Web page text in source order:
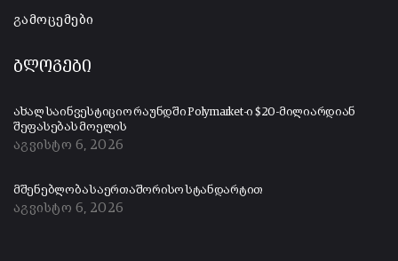
გამოცემები
ბლოგები
ახალ საინვესტიციო რაუნდში Polymarket-ი $20-მილიარდიან
შეფასებას მოელის
აგვისტო 6, 2026
მშენებლობა საერთაშორისო სტანდარტით
აგვისტო 6, 2026